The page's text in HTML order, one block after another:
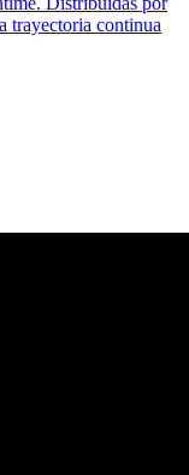
del Engine en
y degradación
Distribuidas por